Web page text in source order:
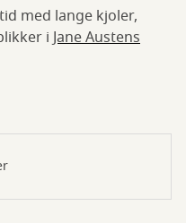
med lange kjoler,
i Jane Austens